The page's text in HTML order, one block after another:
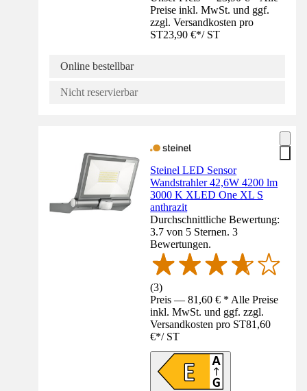
Preise inkl. MwSt. und ggf.
zzgl. Versandkosten pro
ST23,90 €*/ ST
Online bestellbar
Nicht reservierbar
Steinel LED Sensor
Wandstrahler 42,6W 4200 lm
3000 K XLED One XL S
anthrazit
Durchschnittliche Bewertung:
3.7 von 5 Sternen. 3
Bewertungen.
(3)
Preis — 81,60 € * Alle Preise
inkl. MwSt. und ggf. zzgl.
Versandkosten pro ST81,60
€*/ ST